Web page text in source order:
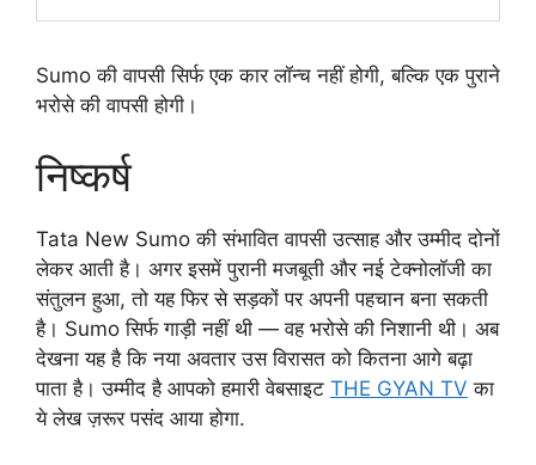
Sumo की वापसी सिर्फ एक कार लॉन्च नहीं होगी, बल्कि एक पुराने
भरोसे की वापसी होगी।
निष्कर्ष
Tata New Sumo की संभावित वापसी उत्साह और उम्मीद दोनों
लेकर आती है। अगर इसमें पुरानी मजबूती और नई टेक्नोलॉजी का
संतुलन हुआ, तो यह फिर से सड़कों पर अपनी पहचान बना सकती
है। Sumo सिर्फ गाड़ी नहीं थी — वह भरोसे की निशानी थी। अब
देखना यह है कि नया अवतार उस विरासत को कितना आगे बढ़ा
पाता है। उम्मीद है आपको हमारी वेबसाइट THE GYAN TV का
ये लेख ज़रूर पसंद आया होगा.